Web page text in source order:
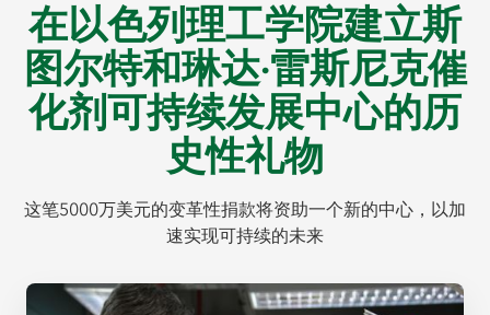
在以色列理工学院建立斯
图尔特和琳达·雷斯尼克催
化剂可持续发展中心的历
史性礼物
这笔5000万美元的变革性捐款将资助一个新的中心，以加
速实现可持续的未来